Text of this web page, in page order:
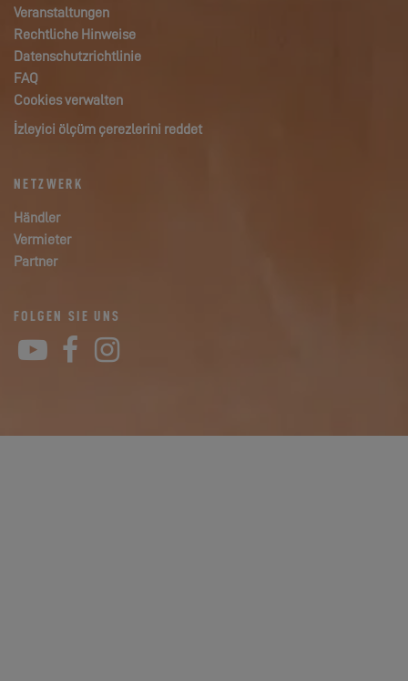
Veranstaltungen
Rechtliche Hinweise
Datenschutzrichtlinie
FAQ
Cookies verwalten
İzleyici ölçüm çerezlerini reddet
NETZWERK
Händler
Vermieter
Partner
FOLGEN SIE UNS
YouTube
Facebook
Instagram